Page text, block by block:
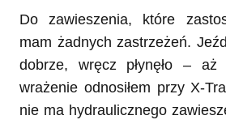
Do zawieszenia, które
mam żadnych zastrzeżeń.
dobrze, wręcz płynęło –
wrażenie odnosiłem przy X-
nie ma hydraulicznego